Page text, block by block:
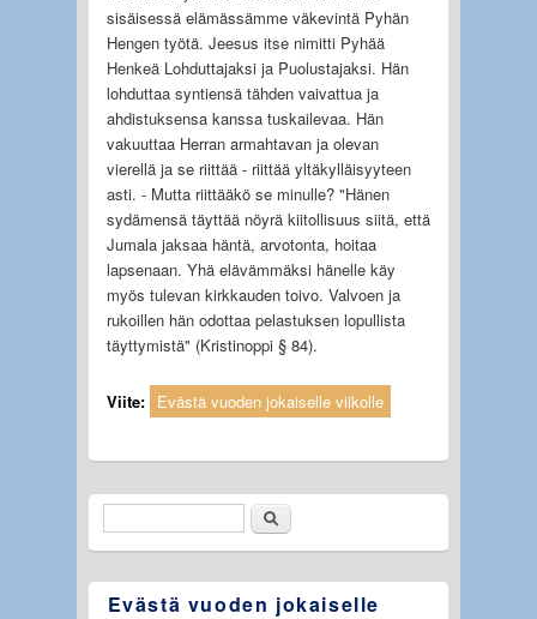
sisäisessä elämässämme väkevintä Pyhän
Hengen työtä. Jeesus itse nimitti Pyhää
Henkeä Lohduttajaksi ja Puolustajaksi. Hän
lohduttaa syntiensä tähden vaivattua ja
ahdistuksensa kanssa tuskailevaa. Hän
vakuuttaa Herran armahtavan ja olevan
vierellä ja se riittää - riittää yltäkylläisyyteen
asti. - Mutta riittääkö se minulle? "Hänen
sydämensä täyttää nöyrä kiitollisuus siitä, että
Jumala jaksaa häntä, arvotonta, hoitaa
lapsenaan. Yhä elävämmäksi hänelle käy
myös tulevan kirkkauden toivo. Valvoen ja
rukoillen hän odottaa pelastuksen lopullista
täyttymistä" (Kristinoppi § 84).
Viite: Evästä vuoden jokaiselle viikolle
HakulomakeEtsi
Evästä vuoden jokaiselle